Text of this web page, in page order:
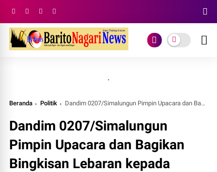
.
Beranda Politik Dandim 0207/Simalungun Pimpin Upacara dan Bagikan Bingkisan Lebaran kepada Prajurit dan PNS
Dandim 0207/Simalungun
Pimpin Upacara dan Bagikan
Bingkisan Lebaran kepada